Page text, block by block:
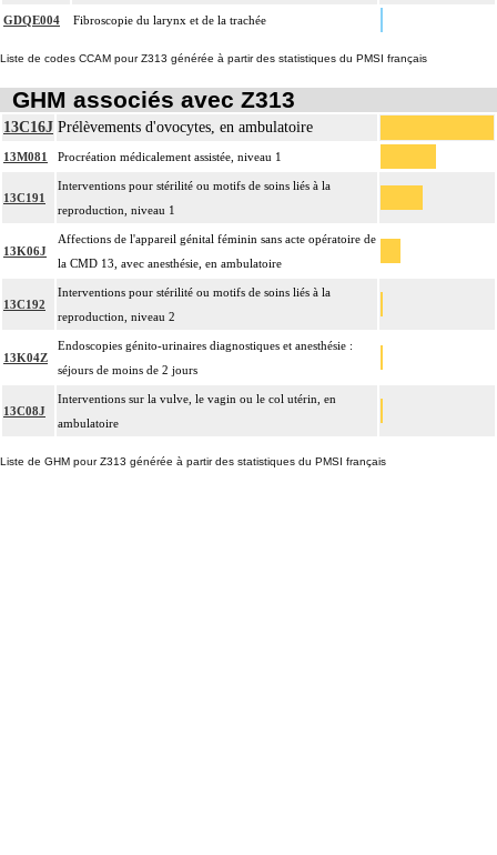
GDQE004 Fibroscopie du larynx et de la trachée
Liste de codes CCAM pour Z313 générée à partir des statistiques du PMSI français
GHM associés avec Z313
13C16J Prélèvements d'ovocytes, en ambulatoire
13M081 Procréation médicalement assistée, niveau 1
13C191
Interventions pour stérilité ou motifs de soins liés à la
reproduction, niveau 1
13K06J
Affections de l'appareil génital féminin sans acte opératoire de
la CMD 13, avec anesthésie, en ambulatoire
13C192
Interventions pour stérilité ou motifs de soins liés à la
reproduction, niveau 2
13K04Z
Endoscopies génito-urinaires diagnostiques et anesthésie :
séjours de moins de 2 jours
13C08J
Interventions sur la vulve, le vagin ou le col utérin, en
ambulatoire
Liste de GHM pour Z313 générée à partir des statistiques du PMSI français